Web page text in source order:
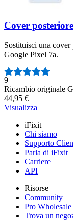
Cover
Sostituisci una
Google Pixel 7a.
Numero di recensioni:
9
Ricambio originale
44,95 €
Visualizza
iFixit
Chi siamo
Supporto
Parla di iFixit
Carriere
API
Risorse
Community
Pro Wholesale
Trova un